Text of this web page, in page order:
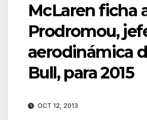
McLaren ficha
Prodromou,
aerodinámica
Bull, para 2015
OCT 12, 2013